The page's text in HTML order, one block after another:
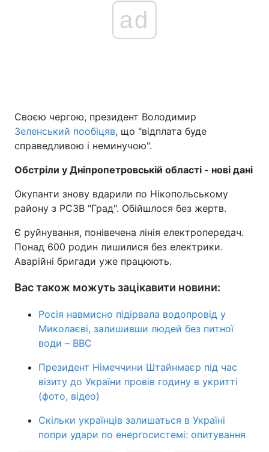
ad
Своєю чергою, президент Володимир
Зеленський пообіцяв, що "відплата буде
справедливою і неминучою".
Обстріли у Дніпропетровській області - нові дані
Окупанти знову вдарили по Нікопольському
району з РСЗВ "Град". Обійшлося без жертв.
Є руйнування, понівечена лінія електропередач.
Понад 600 родин лишилися без електрики.
Аварійні бригади уже працюють.
Вас також можуть зацікавити новини:
Росія навмисно підірвала водопровід у
Миколаєві, залишивши людей без питної
води – BBC
Президент Німеччини Штайнмаєр під час
візиту до України провів годину в укритті
(фото, відео)
Скільки українців залишаться в Україні
попри удари по енергосистемі: опитування